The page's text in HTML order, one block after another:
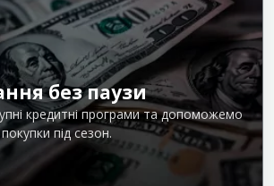
без паузи
кредитні програми та допоможемо
під сезон.